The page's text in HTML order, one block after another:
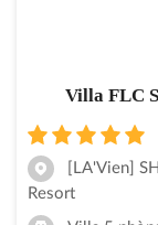
Villa FLC
[LA'Vien]
Resort